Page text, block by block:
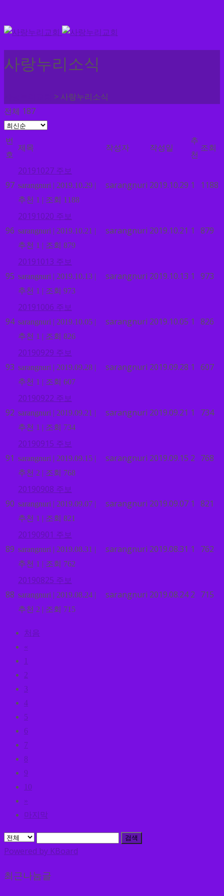
사랑누리소식
> 사랑누리소식
전체 187
번
호
제목 작성자 작성일
추
천
조회
97
20191027 주보
sarangnuri | 2019.10.29 |
추천 1 | 조회 1188
sarangnuri 2019.10.29 1 1188
96
20191020 주보
sarangnuri | 2019.10.21 |
추천 1 | 조회 879
sarangnuri 2019.10.21 1 879
95
20191013 주보
sarangnuri | 2019.10.13 |
추천 1 | 조회 973
sarangnuri 2019.10.13 1 973
94
20191006 주보
sarangnuri | 2019.10.05 |
추천 1 | 조회 826
sarangnuri 2019.10.05 1 826
93
20190929 주보
sarangnuri | 2019.09.28 |
추천 1 | 조회 607
sarangnuri 2019.09.28 1 607
92
20190922 주보
sarangnuri | 2019.09.21 |
추천 1 | 조회 734
sarangnuri 2019.09.21 1 734
91
20190915 주보
sarangnuri | 2019.09.15 |
추천 2 | 조회 768
sarangnuri 2019.09.15 2 768
90
20190908 주보
sarangnuri | 2019.09.07 |
추천 1 | 조회 821
sarangnuri 2019.09.07 1 821
89
20190901 주보
sarangnuri | 2019.08.31 |
추천 1 | 조회 762
sarangnuri 2019.08.31 1 762
88
20190825 주보
sarangnuri | 2019.08.24 |
추천 2 | 조회 715
sarangnuri 2019.08.24 2 715
처음
«
1
2
3
4
5
6
7
8
9
10
»
마지막
검색
Powered by KBoard
최근나눔글